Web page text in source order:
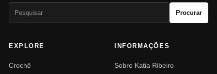
Procurar
EXPLORE
Crochê
INFORMAÇÕES
Sobre Katia Ribeiro